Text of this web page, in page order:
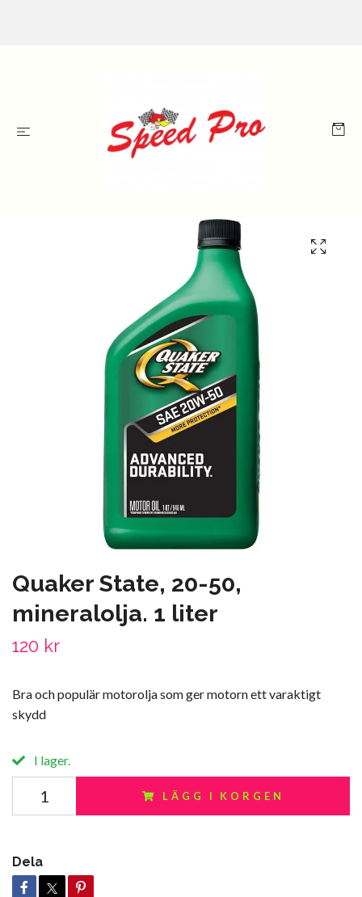
Quaker State, 20-50,
mineralolja. 1 liter
120 kr
Bra och populär motorolja som ger motorn ett varaktigt
skydd
I lager.
LÄGG I KORGEN
Dela